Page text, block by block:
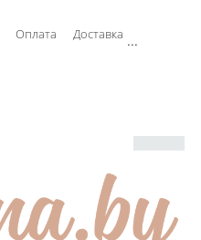
Оплата Доставка ...